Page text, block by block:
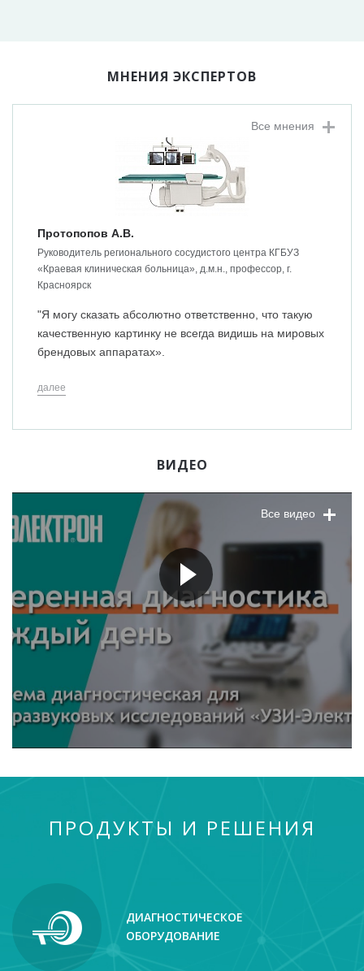
МНЕНИЯ ЭКСПЕРТОВ
Все мнения
Протопопов А.В.
Руководитель регионального сосудистого центра КГБУЗ
«Краевая клиническая больница», д.м.н., профессор, г.
Красноярск
"Я могу сказать абсолютно ответственно, что такую
качественную картинку не всегда видишь на мировых
брендовых аппаратах».
далее
ВИДЕО
Все видео
ПРОДУКТЫ И РЕШЕНИЯ
ДИАГНОСТИЧЕСКОЕ
ОБОРУДОВАНИЕ